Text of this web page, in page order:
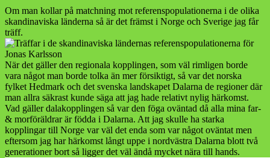
Om man kollar på matchning mot referenspopulationerna i de olika
skandinaviska länderna så är det främst i Norge och Sverige jag får
träff.
När det gäller den regionala kopplingen, som väl rimligen borde
vara något man borde tolka än mer försiktigt, så var det norska
fylket Hedmark och det svenska landskapet Dalarna de regioner där
man allra säkrast kunde säga att jag hade relativt nylig härkomst.
Vad gäller dalakopplingen så var den föga oväntad då alla mina far-
& morföräldrar är födda i Dalarna. Att jag skulle ha starka
kopplingar till Norge var väl det enda som var något oväntat men
eftersom jag har härkomst långt uppe i nordvästra Dalarna blott två
generationer bort så ligger det väl ändå mycket nära till hands.